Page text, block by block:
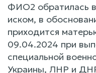
ФИО2 обратилась
иском, в
приходится
09.04.2024 при
специальной
Украины, ЛНР и